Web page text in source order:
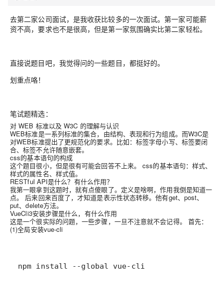
去第二家公司面试，是我收获比较多的一次面试。第一家可能薪
资不高，要求也不是很高，但是第一家氛围确实比第二家轻松。
直接说题目吧，我觉得问的一些题目，都挺好的。
划重点咯！
笔试题精选：
对 WEB 标准以及 W3C 的理解与认识
WEB标准是一系列标准的集合，由结构、表现和行为组成。而W3C是
对WEB标准提出了更规范化的要求。比如：标签字母小写、标签要闭
合、标签不允许随意嵌套。
css的基本语句的构成
这个题目很小，但是很有可能会回答不上来。 css的基本语句：样式、
样式的属性名、样式值。
RESTful API是什么？有什么作用？
我第一眼拿到这题时，就有点傻眼了。定义是啥啊，作用我倒是知道一
点。 后来回来百度了，才知道是表示性状态转移。他有get、post、
put、delete方法。
VueCli3安装步骤是什么，有什么作用
这是一个很实际的问题，一些步骤，一旦不注意就不会记得。 首先：
(1)全局安装vue-cli
npm install --global vue-cli